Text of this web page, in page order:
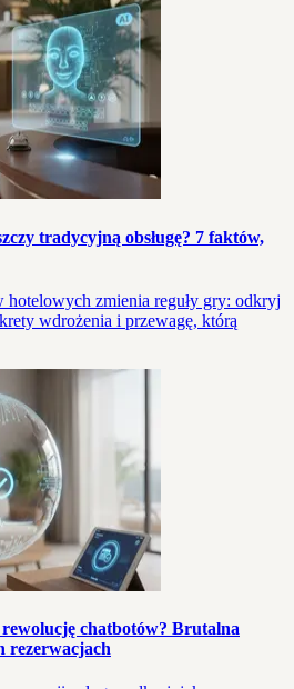
tradycyjną obsługę? 7 faktów,
hotelowych zmienia reguły gry: odkryj
wdrożenia i przewagę, którą
chatbotów? Brutalna
rezerwacjach